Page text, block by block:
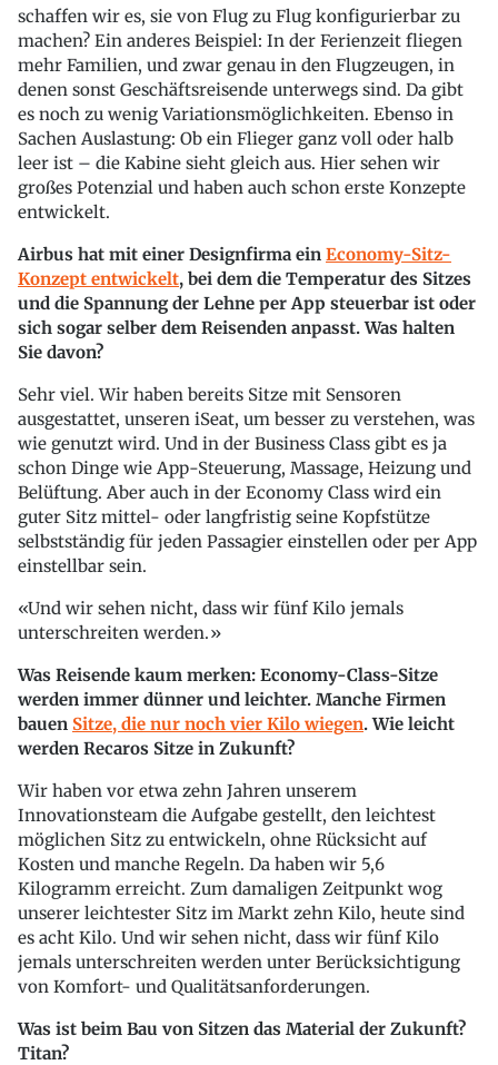
schaffen wir es, sie von Flug zu Flug konfigurierbar zu
machen? Ein anderes Beispiel: In der Ferienzeit fliegen
mehr Familien, und zwar genau in den Flugzeugen, in
denen sonst Geschäftsreisende unterwegs sind. Da gibt
es noch zu wenig Variationsmöglichkeiten. Ebenso in
Sachen Auslastung: Ob ein Flieger ganz voll oder halb
leer ist – die Kabine sieht gleich aus. Hier sehen wir
großes Potenzial und haben auch schon erste Konzepte
entwickelt.
Airbus hat mit einer Designfirma ein Economy-Sitz-
Konzept entwickelt, bei dem die Temperatur des Sitzes
und die Spannung der Lehne per App steuerbar ist oder
sich sogar selber dem Reisenden anpasst. Was halten
Sie davon?
Sehr viel. Wir haben bereits Sitze mit Sensoren
ausgestattet, unseren iSeat, um besser zu verstehen, was
wie genutzt wird. Und in der Business Class gibt es ja
schon Dinge wie App-Steuerung, Massage, Heizung und
Belüftung. Aber auch in der Economy Class wird ein
guter Sitz mittel- oder langfristig seine Kopfstütze
selbstständig für jeden Passagier einstellen oder per App
einstellbar sein.
Und wir sehen nicht, dass wir fünf Kilo jemals
unterschreiten werden.
Was Reisende kaum merken: Economy-Class-Sitze
werden immer dünner und leichter. Manche Firmen
bauen Sitze, die nur noch vier Kilo wiegen. Wie leicht
werden Recaros Sitze in Zukunft?
Wir haben vor etwa zehn Jahren unserem
Innovationsteam die Aufgabe gestellt, den leichtest
möglichen Sitz zu entwickeln, ohne Rücksicht auf
Kosten und manche Regeln. Da haben wir 5,6
Kilogramm erreicht. Zum damaligen Zeitpunkt wog
unserer leichtester Sitz im Markt zehn Kilo, heute sind
es acht Kilo. Und wir sehen nicht, dass wir fünf Kilo
jemals unterschreiten werden unter Berücksichtigung
von Komfort- und Qualitätsanforderungen.
Was ist beim Bau von Sitzen das Material der Zukunft?
Titan?